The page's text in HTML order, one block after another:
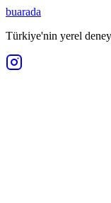
buarada
Türkiye'nin yerel